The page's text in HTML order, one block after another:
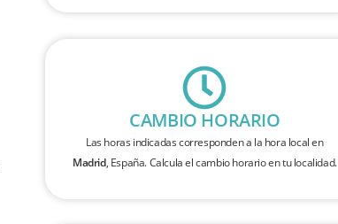
CAMBIO HORARIO
Las horas indicadas corresponden a la hora local en
Madrid, España. Calcula el cambio horario en tu localidad.